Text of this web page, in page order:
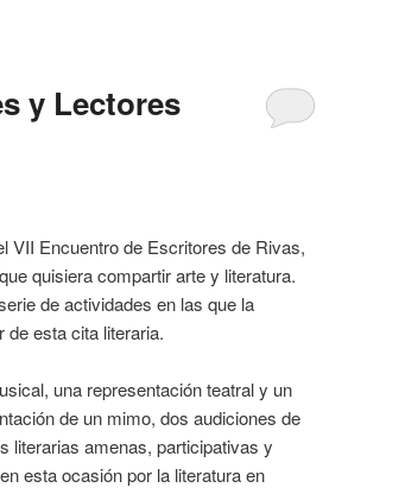
y Lectores
VII Encuentro de Escritores de Rivas,
quisiera compartir arte y literatura.
de actividades en las que la
esta cita literaria.
una representación teatral y un
de un mimo, dos audiciones de
literarias amenas, participativas y
esta ocasión por la literatura en